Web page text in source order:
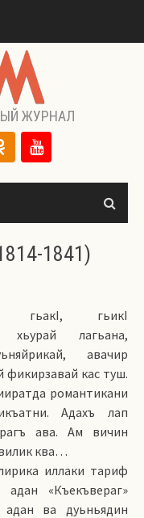
ЖУРНАЛ
1841)
гьакI, гьикI
хьурай лагьана,
авачир
фикирзавай кас туш.
романтикани
Адахъ лап
ава. Ам вичин
ква…
иллаки тариф
«Къекъвераг»
ва дуьньядин